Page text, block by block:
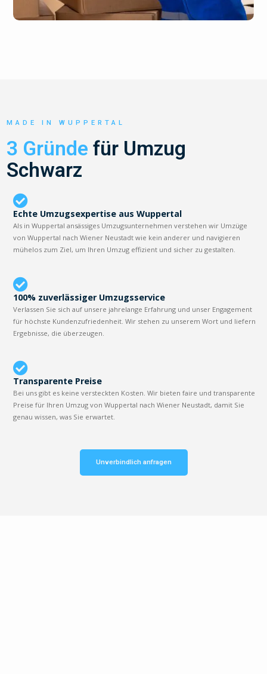
MADE IN WUPPERTAL
3 Gründe für Umzug
Schwarz
Echte Umzugsexpertise aus Wuppertal
Als in Wuppertal ansässiges Umzugsunternehmen verstehen wir Umzüge
von Wuppertal nach Wiener Neustadt wie kein anderer und navigieren
mühelos zum Ziel, um Ihren Umzug effizient und sicher zu gestalten.
100% zuverlässiger Umzugsservice
Verlassen Sie sich auf unsere jahrelange Erfahrung und unser Engagement
für höchste Kundenzufriedenheit. Wir stehen zu unserem Wort und liefern
Ergebnisse, die überzeugen.
Transparente Preise
Bei uns gibt es keine versteckten Kosten. Wir bieten faire und transparente
Preise für Ihren Umzug von Wuppertal nach Wiener Neustadt, damit Sie
genau wissen, was Sie erwartet.
Unverbindlich anfragen